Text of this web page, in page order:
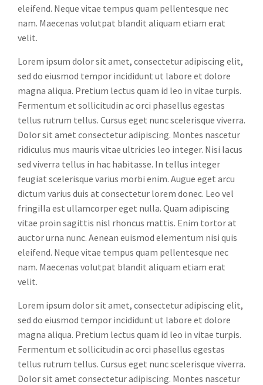
eleifend. Neque vitae tempus quam pellentesque nec
nam. Maecenas volutpat blandit aliquam etiam erat
velit.
Lorem ipsum dolor sit amet, consectetur adipiscing elit,
sed do eiusmod tempor incididunt ut labore et dolore
magna aliqua. Pretium lectus quam id leo in vitae turpis.
Fermentum et sollicitudin ac orci phasellus egestas
tellus rutrum tellus. Cursus eget nunc scelerisque viverra.
Dolor sit amet consectetur adipiscing. Montes nascetur
ridiculus mus mauris vitae ultricies leo integer. Nisi lacus
sed viverra tellus in hac habitasse. In tellus integer
feugiat scelerisque varius morbi enim. Augue eget arcu
dictum varius duis at consectetur lorem donec. Leo vel
fringilla est ullamcorper eget nulla. Quam adipiscing
vitae proin sagittis nisl rhoncus mattis. Enim tortor at
auctor urna nunc. Aenean euismod elementum nisi quis
eleifend. Neque vitae tempus quam pellentesque nec
nam. Maecenas volutpat blandit aliquam etiam erat
velit.
Lorem ipsum dolor sit amet, consectetur adipiscing elit,
sed do eiusmod tempor incididunt ut labore et dolore
magna aliqua. Pretium lectus quam id leo in vitae turpis.
Fermentum et sollicitudin ac orci phasellus egestas
tellus rutrum tellus. Cursus eget nunc scelerisque viverra.
Dolor sit amet consectetur adipiscing. Montes nascetur